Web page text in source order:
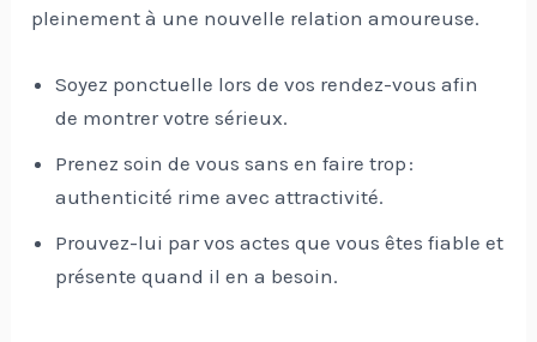
pleinement à une nouvelle relation amoureuse.
Soyez ponctuelle lors de vos rendez-vous afin
de montrer votre sérieux.
Prenez soin de vous sans en faire trop :
authenticité rime avec attractivité.
Prouvez-lui par vos actes que vous êtes fiable et
présente quand il en a besoin.